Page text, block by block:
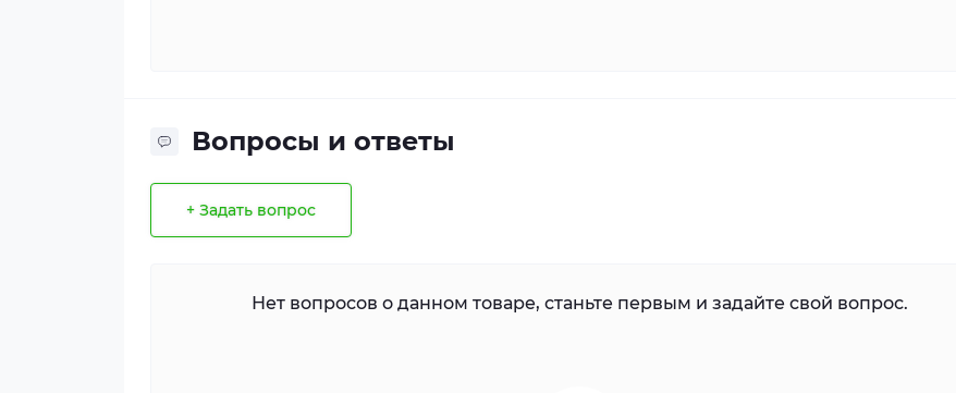
Вопросы и ответы
+ Задать вопрос
Нет вопросов о данном товаре, станьте первым и задайте свой вопрос.